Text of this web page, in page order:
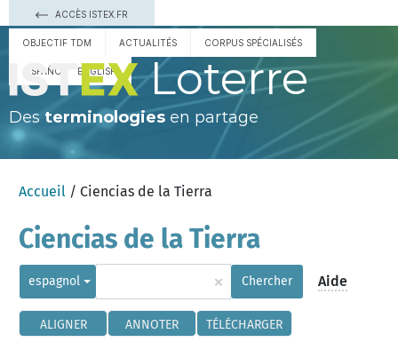
ACCÈS ISTEX.FR
OBJECTIF TDM ACTUALITÉS CORPUS SPÉCIALISÉS
ESPAÑOL ENGLISH Loterre
Des terminologies en partage
Accueil / Ciencias de la Tierra
Ciencias de la Tierra
espagnol × Chercher Aide
ALIGNER ANNOTER TÉLÉCHARGER